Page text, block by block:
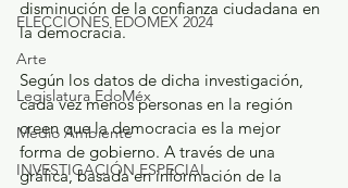
ELECCIONES EDOMEX 2024
Arte
Legislatura EdoMéx
Medio Ambiente
INVESTIGACIÓN ESPECIAL
disminución de la confianza ciudadana en
la democracia.
Según los datos de dicha investigación,
cada vez menos personas en la región
creen que la democracia es la mejor
forma de gobierno. A través de una
gráfica, basada en información de la